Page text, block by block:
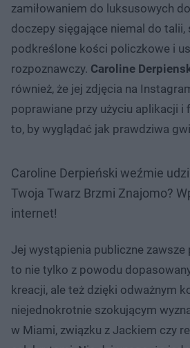
zamiłowaniem do luksusowych
doczepy sięgające niemal do talii,
podkreślone kości policzkowe i
rozpoznawczy. Caroline
również, że jej zdjęcia na
poprawiane przy użyciu aplikacji i
to, by wyglądać jak prawdziwa
Caroline Derpieński weźmie
Twoja Twarz Brzmi Znajomo?
internet!
Jej wystąpienia publiczne zawsze
to nie tylko z powodu
kreacji, ale też dzięki odważnym
niejednokrotnie szokującym
w Miami, związku z Jackiem czy